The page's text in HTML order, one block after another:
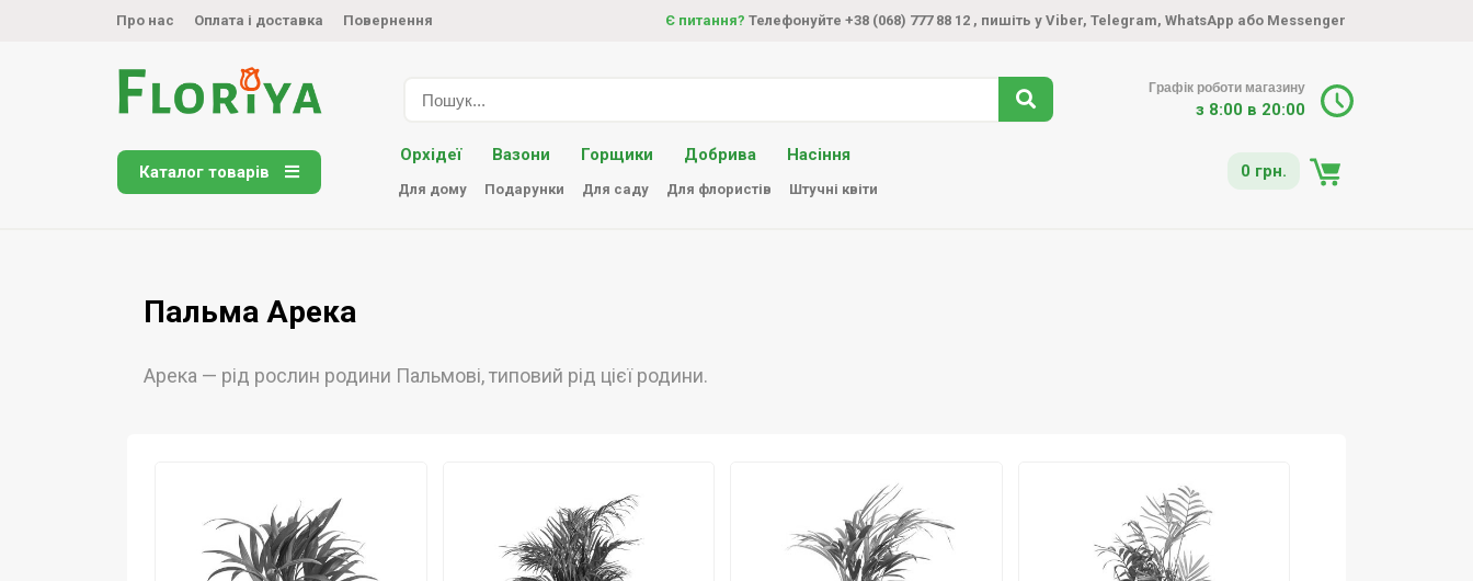
Про нас Оплата і доставка Повернення Є питання? Телефонуйте +38 (068) 777 88 12 , пишіть у Viber,Telegram,WhatsApp або Messenger
Графік роботи магазину
з 8:00 в 20:00
Каталог товарів
Орхідеї Вазони Горщики Добрива Насіння
Для дому Подарунки Для саду Для флористів Штучні квіти
0 грн.
Пальма Арека
Арека — рід рослин родини Пальмові, типовий рід цієї родини.